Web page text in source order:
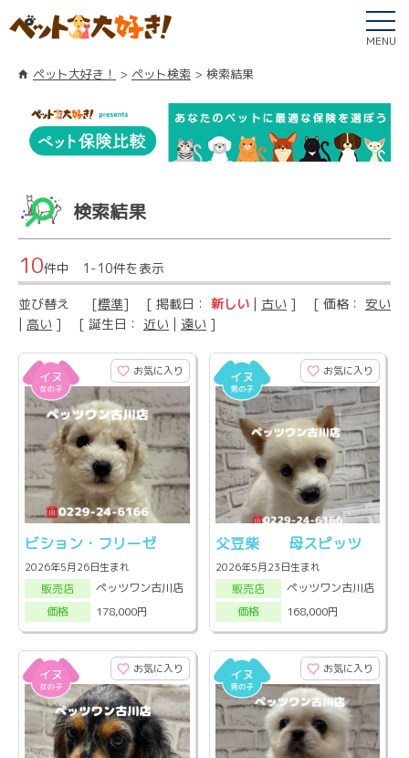
MENU
ペット大好き！ ペット検索 検索結果
検索結果
10件中 1-10件を表示
並び替え [標準] [ 掲載日： 新しい | 古い ] [ 価格： 安い
| 高い ] [ 誕生日： 近い | 遠い ]
お気に入り
ビション・フリーゼ
2026年5月26日生まれ
販売店
ペッツワン古川店
価格
178,000円
お気に入り
父豆柴 母スピッツ
2026年5月23日生まれ
販売店
ペッツワン古川店
価格
168,000円
お気に入り お気に入り